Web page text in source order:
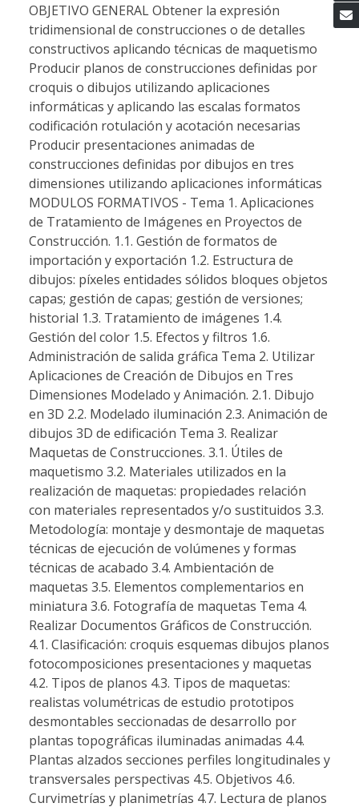
OBJETIVO GENERAL Obtener la expresión
tridimensional de construcciones o de detalles
constructivos aplicando técnicas de maquetismo
Producir planos de construcciones definidas por
croquis o dibujos utilizando aplicaciones
informáticas y aplicando las escalas formatos
codificación rotulación y acotación necesarias
Producir presentaciones animadas de
construcciones definidas por dibujos en tres
dimensiones utilizando aplicaciones informáticas
MODULOS FORMATIVOS - Tema 1. Aplicaciones
de Tratamiento de Imágenes en Proyectos de
Construcción. 1.1. Gestión de formatos de
importación y exportación 1.2. Estructura de
dibujos: píxeles entidades sólidos bloques objetos
capas; gestión de capas; gestión de versiones;
historial 1.3. Tratamiento de imágenes 1.4.
Gestión del color 1.5. Efectos y filtros 1.6.
Administración de salida gráfica Tema 2. Utilizar
Aplicaciones de Creación de Dibujos en Tres
Dimensiones Modelado y Animación. 2.1. Dibujo
en 3D 2.2. Modelado iluminación 2.3. Animación de
dibujos 3D de edificación Tema 3. Realizar
Maquetas de Construcciones. 3.1. Útiles de
maquetismo 3.2. Materiales utilizados en la
realización de maquetas: propiedades relación
con materiales representados y/o sustituidos 3.3.
Metodología: montaje y desmontaje de maquetas
técnicas de ejecución de volúmenes y formas
técnicas de acabado 3.4. Ambientación de
maquetas 3.5. Elementos complementarios en
miniatura 3.6. Fotografía de maquetas Tema 4.
Realizar Documentos Gráficos de Construcción.
4.1. Clasificación: croquis esquemas dibujos planos
fotocomposiciones presentaciones y maquetas
4.2. Tipos de planos 4.3. Tipos de maquetas:
realistas volumétricas de estudio prototipos
desmontables seccionadas de desarrollo por
plantas topográficas iluminadas animadas 4.4.
Plantas alzados secciones perfiles longitudinales y
transversales perspectivas 4.5. Objetivos 4.6.
Curvimetrías y planimetrías 4.7. Lectura de planos